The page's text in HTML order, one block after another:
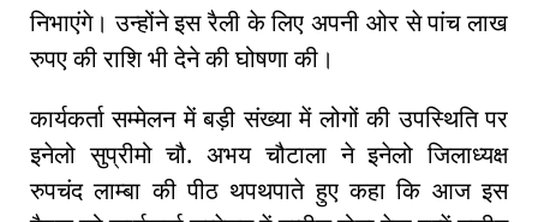
निभाएंगे। उन्होंने इस रैली के लिए अपनी ओर से पांच लाख
रुपए की राशि भी देने की घोषणा की।
कार्यकर्ता सम्मेलन में बड़ी संख्या में लोगों की उपस्थिति पर
इनेलो सुप्रीमो चौ. अभय चौटाला ने इनेलो जिलाध्यक्ष
रुपचंद लाम्बा की पीठ थपथपाते हुए कहा कि आज इस